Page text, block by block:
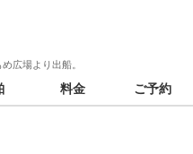
広場より出船。
料金 ご予約